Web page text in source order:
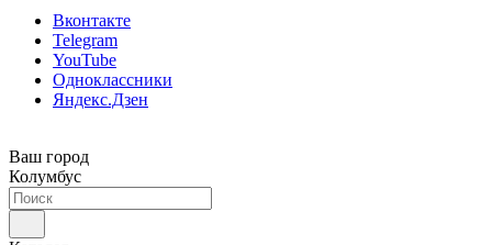
Вконтакте
Telegram
YouTube
Одноклассники
Яндекс.Дзен
Ваш город
Колумбус